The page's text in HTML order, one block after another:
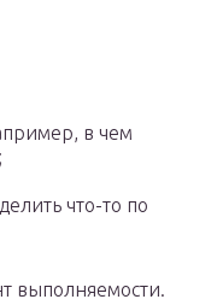
в чем
что-то по
выполняемости.